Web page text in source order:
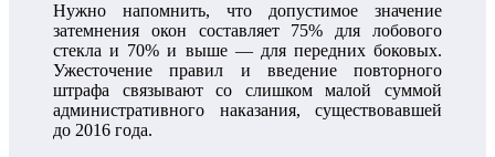
Нужно напомнить, что допустимое значение
затемнения окон составляет 75% для лобового
стекла и 70% и выше — для передних боковых.
Ужесточение правил и введение повторного
штрафа связывают со слишком малой суммой
административного наказания, существовавшей
до 2016 года.